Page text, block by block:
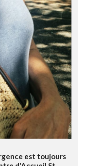
est toujours